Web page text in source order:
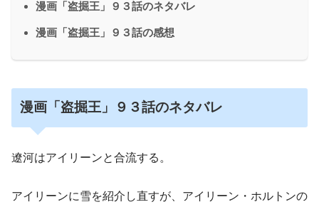
漫画「盗掘王」９３話のネタバレ
漫画「盗掘王」９３話の感想
漫画「盗掘王」９３話のネタバレ
遼河はアイリーンと合流する。
アイリーンに雪を紹介し直すが、アイリーン・ホルトンの